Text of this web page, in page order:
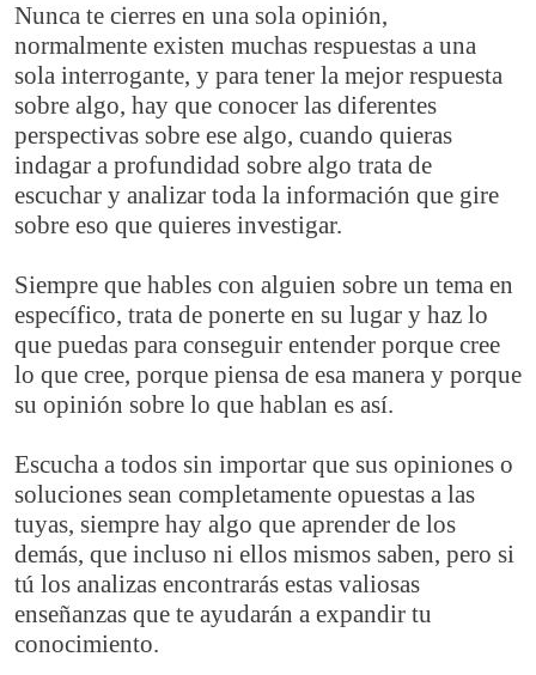
Nunca te cierres en una sola opinión,
normalmente existen muchas respuestas a una
sola interrogante, y para tener la mejor respuesta
sobre algo, hay que conocer las diferentes
perspectivas sobre ese algo, cuando quieras
indagar a profundidad sobre algo trata de
escuchar y analizar toda la información que gire
sobre eso que quieres investigar.
Siempre que hables con alguien sobre un tema en
específico, trata de ponerte en su lugar y haz lo
que puedas para conseguir entender porque cree
lo que cree, porque piensa de esa manera y porque
su opinión sobre lo que hablan es así.
Escucha a todos sin importar que sus opiniones o
soluciones sean completamente opuestas a las
tuyas, siempre hay algo que aprender de los
demás, que incluso ni ellos mismos saben, pero si
tú los analizas encontrarás estas valiosas
enseñanzas que te ayudarán a expandir tu
conocimiento.